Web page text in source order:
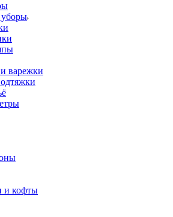
варежки
и кофты